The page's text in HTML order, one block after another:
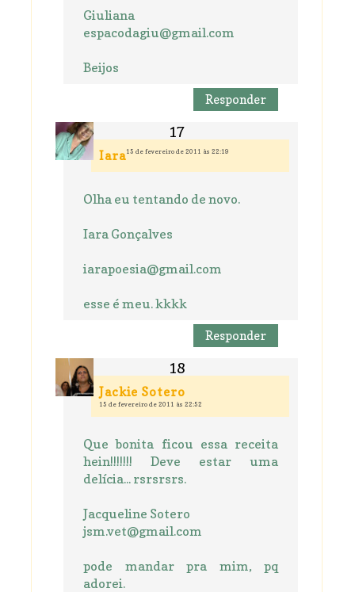
Giuliana
espacodagiu@gmail.com
Beijos
Responder
Iara15 de fevereiro de 2011 às 22:19
Olha eu tentando de novo.
Iara Gonçalves
iarapoesia@gmail.com
esse é meu. kkkk
Responder
Jackie Sotero
15 de fevereiro de 2011 às 22:52
Que bonita ficou essa receita
hein!!!!!!! Deve estar uma
delícia... rsrsrsrs.
Jacqueline Sotero
jsm.vet@gmail.com
pode mandar pra mim, pq
adorei.